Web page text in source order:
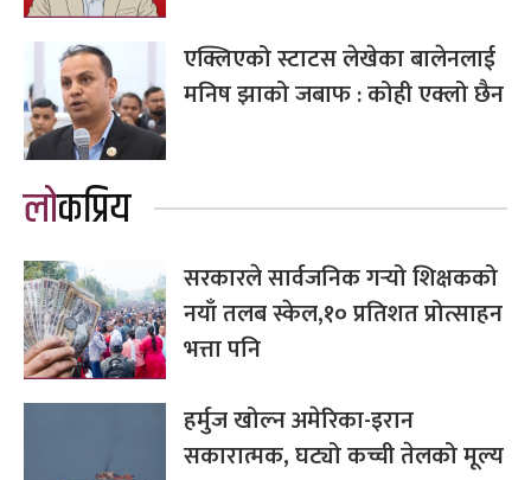
एक्लिएको स्टाटस लेखेका बालेनलाई
मनिष झाको जबाफ : कोही एक्लो छैन
लोकप्रिय
सरकारले सार्वजनिक गर्‍यो शिक्षकको
नयाँ तलब स्केल,१० प्रतिशत प्रोत्साहन
भत्ता पनि
हर्मुज खोल्न अमेरिका-इरान
सकारात्मक, घट्यो कच्ची तेलको मूल्य